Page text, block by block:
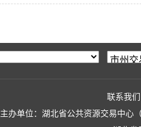
联系我们
主办单位：湖北省公共资源交易中心